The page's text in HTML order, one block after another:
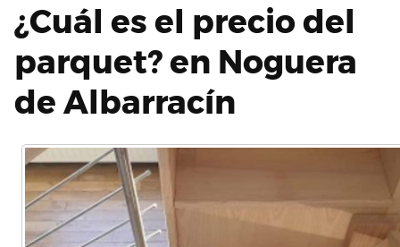
¿Cuál es el precio del
parquet? en Noguera
de Albarracín